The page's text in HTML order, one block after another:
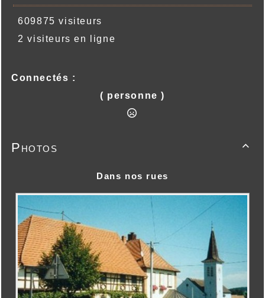
609875 visiteurs
2 visiteurs en ligne
Connectés :
( personne )

Photos
Dans nos rues